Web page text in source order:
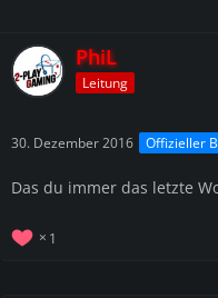
PhiL
Leitung
30. Dezember 2016 Offizieller
Das du immer das letzte
1